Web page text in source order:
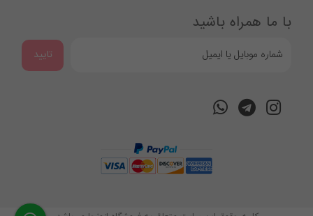
با ما همراه باشید
تایید